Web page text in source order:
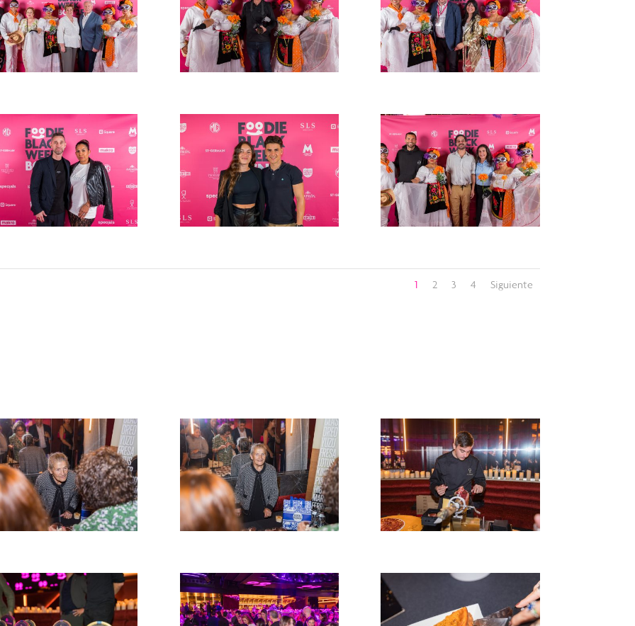
1 2 3 4 Siguiente